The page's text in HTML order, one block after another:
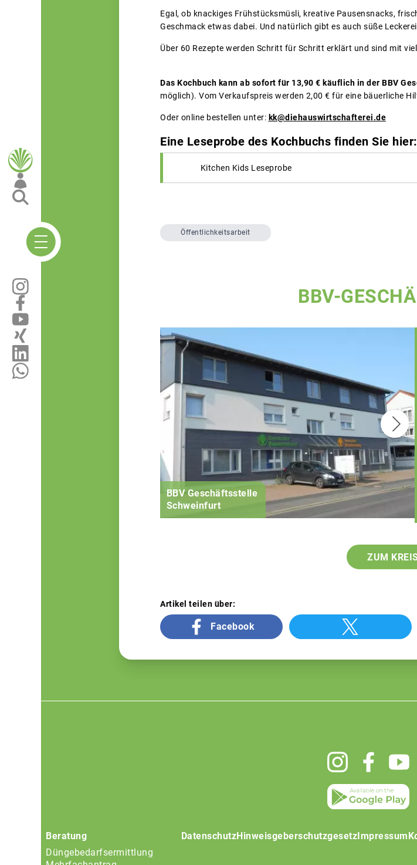
Egal, ob knackiges Frühstücksmüsli, kreative Pausensnacks,
Geschmack etwas dabei. Und natürlich gibt es auch süße
Über 60 Rezepte werden Schritt für Schritt erklärt und sind mit
Das Kochbuch kann ab sofort für 13,90 € käuflich in der BBV
möglich). Vom Verkaufspreis werden 2,00 € für eine bäuerliche
Oder online bestellen unter: kk@diehauswirtschafterei.de
Eine Leseprobe des Kochbuchs finden Sie hier:
Kitchen Kids Leseprobe
Öffentlichkeitsarbeit
BBV-
BBV Geschäftsstelle
Schweinfurt
ZUM
Artikel teilen über:
Facebook
Beratung
Düngebedarfsermittlung
DatenschutzHinweisgeberschutzgesetzImpressum